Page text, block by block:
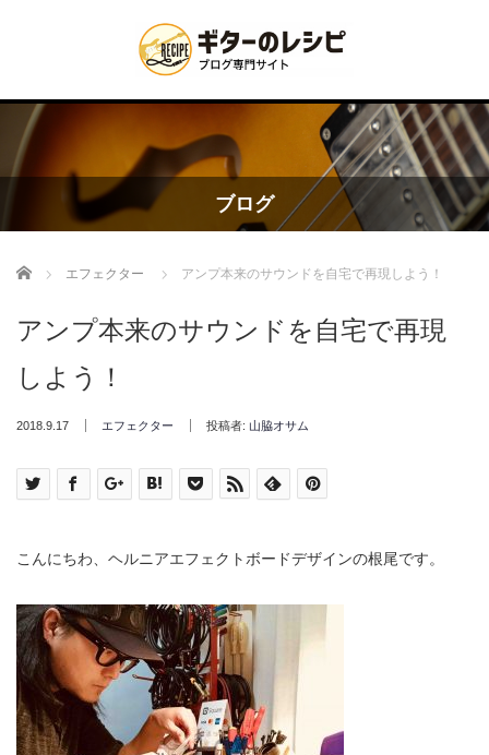
ブログ
Home エフェクター アンプ本来のサウンドを自宅で再現しよう！
アンプ本来のサウンドを自宅で再現
しよう！
2018.9.17 エフェクター 投稿者: 山脇オサム
こんにちわ、ヘルニアエフェクトボードデザインの根尾です。